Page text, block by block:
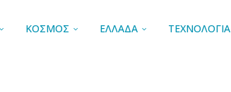
ΚΟΣΜΟΣ ΕΛΛΑΔΑ ΤΕΧΝΟΛΟΓΙΑ